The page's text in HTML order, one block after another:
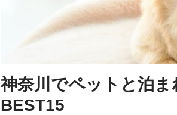
神奈川でペットと泊
BEST15